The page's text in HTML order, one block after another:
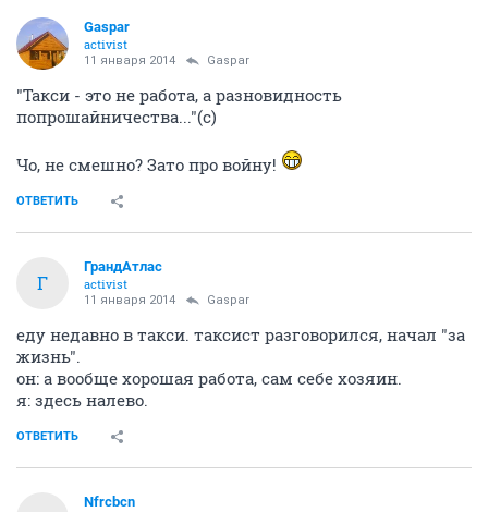
Gaspar
activist
11 января 2014 Gaspar
"Такси - это не работа, а разновидность
попрошайничества..."(с)
Чо, не смешно? Зато про войну!
ОТВЕТИТЬ
Г
ГрандАтлас
activist
11 января 2014 Gaspar
еду недавно в такси. таксист разговорился, начал "за
жизнь".
он: а вообще хорошая работа, сам себе хозяин.
я: здесь налево.
ОТВЕТИТЬ
Nfrcbcn